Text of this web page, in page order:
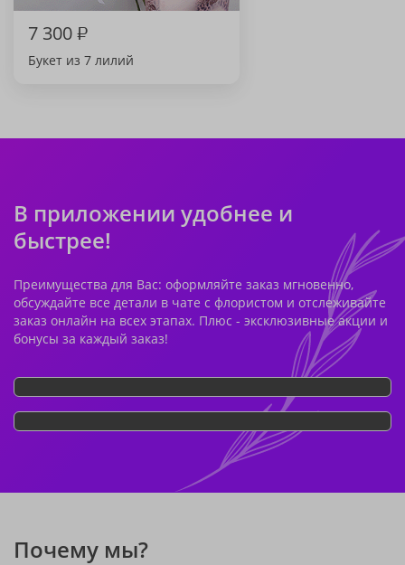
7 300₽
Букет из 7 лилий
В приложении удобнее и
быстрее!
Преимущества для Вас: оформляйте заказ мгновенно,
обсуждайте все детали в чате с флористом и отслеживайте
заказ онлайн на всех этапах. Плюс - эксклюзивные акции и
бонусы за каждый заказ!
Почему мы?